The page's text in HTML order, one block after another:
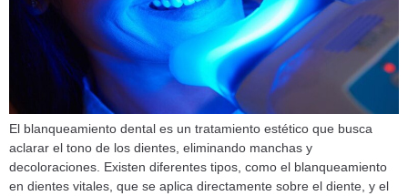
El blanqueamiento dental es un tratamiento estético que busca
aclarar el tono de los dientes, eliminando manchas y
decoloraciones. Existen diferentes tipos, como el blanqueamiento
en dientes vitales, que se aplica directamente sobre el diente, y el